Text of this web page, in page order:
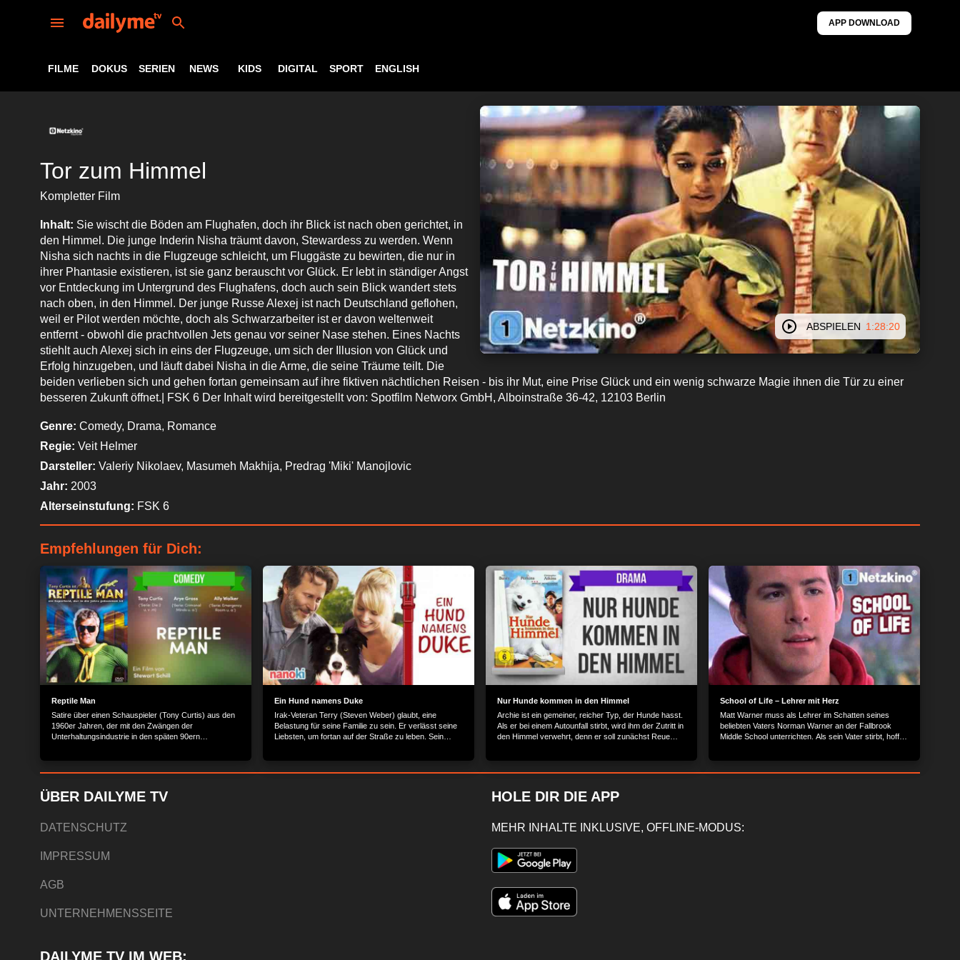
APP DOWNLOAD
FILME DOKUS SERIEN NEWS KIDS DIGITAL SPORT ENGLISH
ABSPIELEN 1:28:20
Tor zum Himmel
Kompletter Film
Inhalt: Sie wischt die Böden am Flughafen, doch ihr Blick ist nach oben gerichtet, in
den Himmel. Die junge Inderin Nisha träumt davon, Stewardess zu werden. Wenn
Nisha sich nachts in die Flugzeuge schleicht, um Fluggäste zu bewirten, die nur in
ihrer Phantasie existieren, ist sie ganz berauscht vor Glück. Er lebt in ständiger Angst
vor Entdeckung im Untergrund des Flughafens, doch auch sein Blick wandert stets
nach oben, in den Himmel. Der junge Russe Alexej ist nach Deutschland geflohen,
weil er Pilot werden möchte, doch als Schwarzarbeiter ist er davon weltenweit
entfernt - obwohl die prachtvollen Jets genau vor seiner Nase stehen. Eines Nachts
stiehlt auch Alexej sich in eins der Flugzeuge, um sich der Illusion von Glück und
Erfolg hinzugeben, und läuft dabei Nisha in die Arme, die seine Träume teilt. Die
beiden verlieben sich und gehen fortan gemeinsam auf ihre fiktiven nächtlichen Reisen - bis ihr Mut, eine Prise Glück und ein wenig schwarze Magie ihnen die Tür zu einer
besseren Zukunft öffnet.| FSK 6 Der Inhalt wird bereitgestellt von: Spotfilm Networx GmbH, Alboinstraße 36-42, 12103 Berlin
Genre: Comedy, Drama, Romance
Regie: Veit Helmer
Darsteller: Valeriy Nikolaev, Masumeh Makhija, Predrag 'Miki' Manojlovic
Jahr: 2003
Alterseinstufung: FSK 6
Empfehlungen für Dich:
Reptile Man
Satire über einen Schauspieler (Tony Curtis) aus den
1960er Jahren, der mit den Zwängen der
Unterhaltungsindustrie in den späten 90ern
Ein Hund namens Duke
Irak-Veteran Terry (Steven Weber) glaubt, eine
Belastung für seine Familie zu sein. Er verlässt seine
Liebsten, um fortan auf der Straße zu leben. Sein
Nur Hunde kommen in den Himmel
Archie ist ein gemeiner, reicher Typ, der Hunde hasst.
Als er bei einem Autounfall stirbt, wird ihm der Zutritt in
den Himmel verwehrt, denn er soll zunächst Reue
School of Life – Lehrer mit Herz
Matt Warner muss als Lehrer im Schatten seines
beliebten Vaters Norman Warner an der Fallbrook
Middle School unterrichten. Als sein Vater stirbt, hofft
werden erhofft: Er ist jung, sympathisch, kommt
großartig mit den Schülern zurecht und wird von den
ÜBER DAILYME TV
DATENSCHUTZ
IMPRESSUM
AGB
UNTERNEHMENSSEITE
HOLE DIR DIE APP
MEHR INHALTE INKLUSIVE, OFFLINE-MODUS:
DAILYME TV IM WEB: